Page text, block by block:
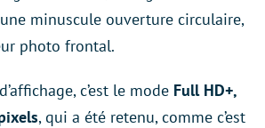
minuscule ouverture circulaire,
photo frontal.
c’est le mode Full HD+,
, qui a été retenu, comme c’est